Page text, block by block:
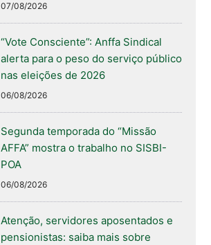
07/08/2026
“Vote Consciente”: Anffa Sindical
alerta para o peso do serviço público
nas eleições de 2026
06/08/2026
Segunda temporada do “Missão
AFFA” mostra o trabalho no SISBI-
POA
06/08/2026
Atenção, servidores aposentados e
pensionistas: saiba mais sobre